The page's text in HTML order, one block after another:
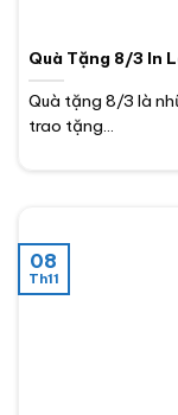
Quà Tặng 8/3 In
Quà tặng 8/3 là
trao tặng...
08
Th11